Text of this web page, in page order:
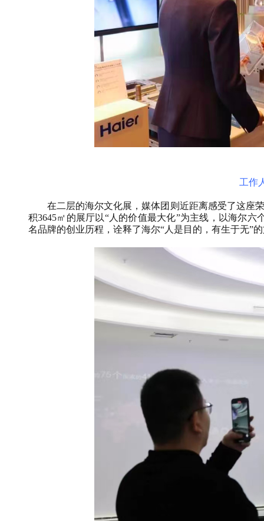
工作
在二层的海尔文化展，媒体团则近距离感受了这座荣
积3645㎡的展厅以“人的价值最大化”为主线，以海尔
名品牌的创业历程，诠释了海尔“人是目的，有生于无”